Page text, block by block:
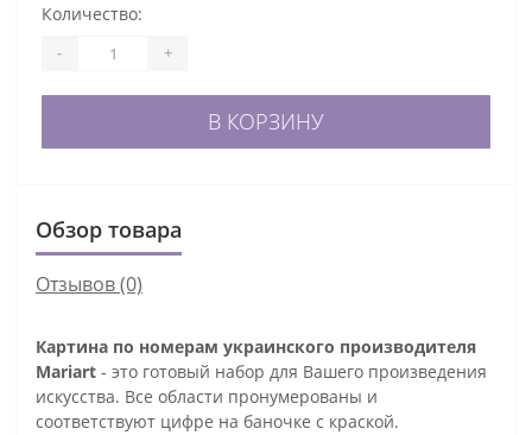
Количество:
- +
В КОРЗИНУ
Обзор товара
Отзывов (0)
Картина по номерам украинского производителя
Mariart - это готовый набор для Вашего произведения
искусства. Все области пронумерованы и
соответствуют цифре на баночке с краской.